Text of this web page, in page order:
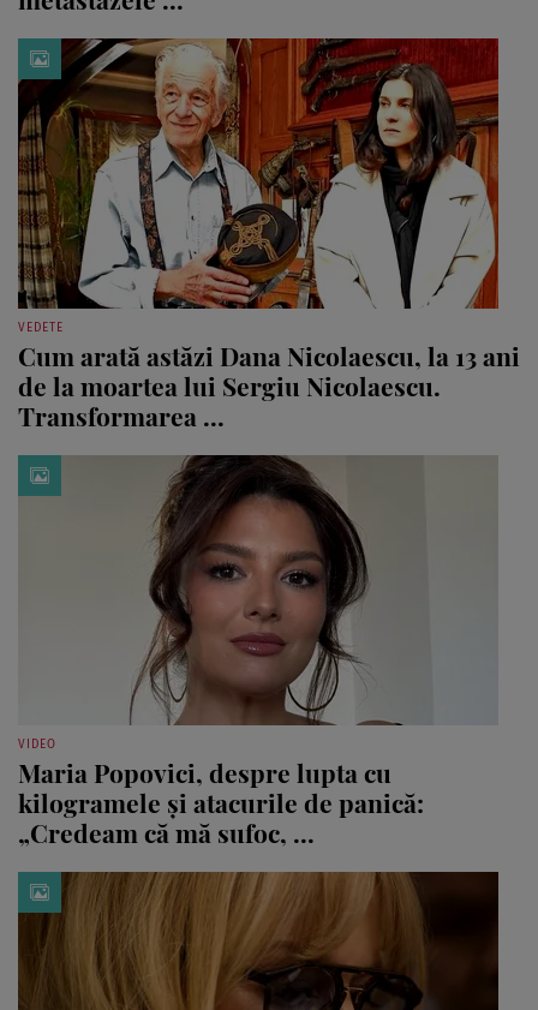
VEDETE
Cum arată astăzi Dana Nicolaescu, la 13 ani
de la moartea lui Sergiu Nicolaescu.
Transformarea ...
VIDEO
Maria Popovici, despre lupta cu
kilogramele și atacurile de panică:
„Credeam că mă sufoc, ...